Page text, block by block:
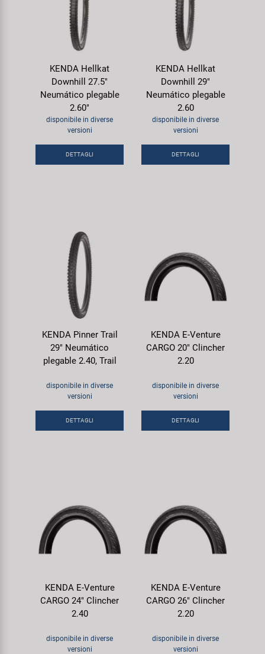
KENDA Hellkat
Downhill 27.5"
Neumático plegable
2.60"
disponibile in diverse
versioni
DETTAGLI
KENDA Hellkat
Downhill 29"
Neumático plegable
2.60
disponibile in diverse
versioni
DETTAGLI
KENDA Pinner Trail
29" Neumático
plegable 2.40, Trail
disponibile in diverse
versioni
DETTAGLI
KENDA E-Venture
CARGO 20" Clincher
2.20
disponibile in diverse
versioni
DETTAGLI
KENDA E-Venture
CARGO 24" Clincher
2.40
disponibile in diverse
versioni
KENDA E-Venture
CARGO 26" Clincher
2.20
disponibile in diverse
versioni